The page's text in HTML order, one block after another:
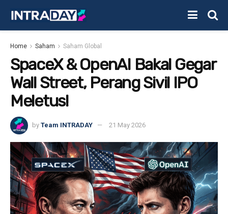
Home Saham Saham Global
SpaceX & OpenAI Bakal Gegar
Wall Street, Perang Sivil IPO
Meletus!
by Team INTRADAY 21 May 2026